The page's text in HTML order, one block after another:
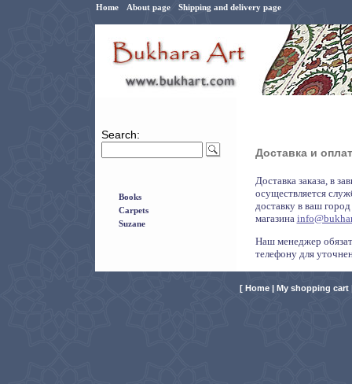
Home About page Shipping and delivery page
Search:
Books
Carpets
Suzane
Доставка и
Доставка заказа, в
осуществляется
доставку в ваш
магазина
Наш менеджер
телефону для
[ Home | My shopping cart